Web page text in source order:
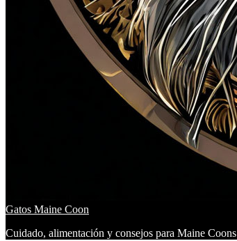
Gatos Maine Coon
Cuidado, alimentación y consejos para Maine Coons